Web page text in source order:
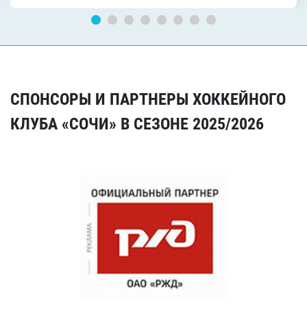
СПОНСОРЫ И ПАРТНЕРЫ ХОККЕЙНОГО
КЛУБА «СОЧИ» В СЕЗОНЕ 2025/2026